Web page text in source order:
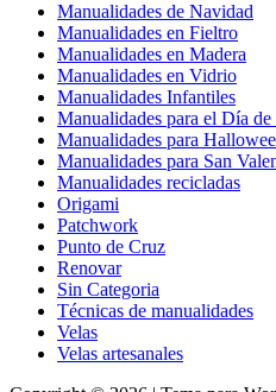
Manualidades de Navidad
Manualidades en Fieltro
Manualidades en Madera
Manualidades en Vidrio
Manualidades Infantiles
Manualidades para el Día
Manualidades para
Manualidades para San
Manualidades recicladas
Origami
Patchwork
Punto de Cruz
Renovar
Sin Categoria
Técnicas de manualidades
Velas
Velas artesanales